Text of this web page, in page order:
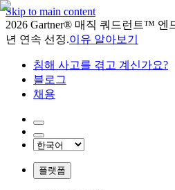
Skip to main content
2026 Gartner® 매직 쿼드런트™ 엔
년 연속 선정.이유 알아보기
침해 사고를 겪고 계신가요?
블로그
채용
플랫폼